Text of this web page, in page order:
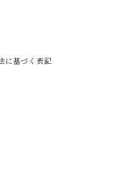
に基づく表記